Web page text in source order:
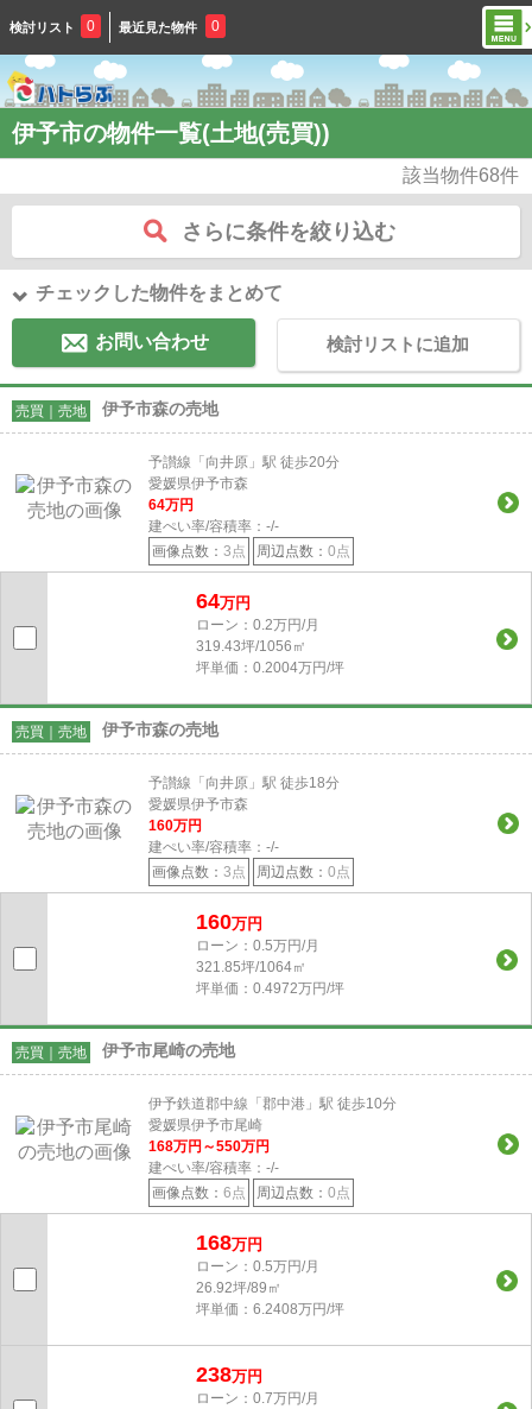
検討リスト 0 最近見た物件 0
伊予市の物件一覧(土地(売買))
該当物件68件
さらに条件を絞り込む
チェックした物件をまとめて
お問い合わせ 検討リストに追加
売買｜売地 伊予市森の売地
予讃線「向井原」駅 徒歩20分
愛媛県伊予市森
64万円
建ぺい率/容積率： -/-
画像点数： 3点 周辺点数： 0点
64万円
ローン：0.2万円/月
319.43坪/1056㎡
坪単価：0.2004万円/坪
売買｜売地 伊予市森の売地
予讃線「向井原」駅 徒歩18分
愛媛県伊予市森
160万円
建ぺい率/容積率： -/-
画像点数： 3点 周辺点数： 0点
160万円
ローン：0.5万円/月
321.85坪/1064㎡
坪単価：0.4972万円/坪
売買｜売地 伊予市尾崎の売地
伊予鉄道郡中線「郡中港」駅 徒歩10分
愛媛県伊予市尾崎
168万円～550万円
建ぺい率/容積率： -/-
画像点数： 6点 周辺点数： 0点
168万円
ローン：0.5万円/月
26.92坪/89㎡
坪単価：6.2408万円/坪
238万円
ローン：0.7万円/月